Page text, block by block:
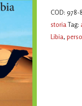
a
respirar
sabbia
COD:978-
storia Tag:
Libia,